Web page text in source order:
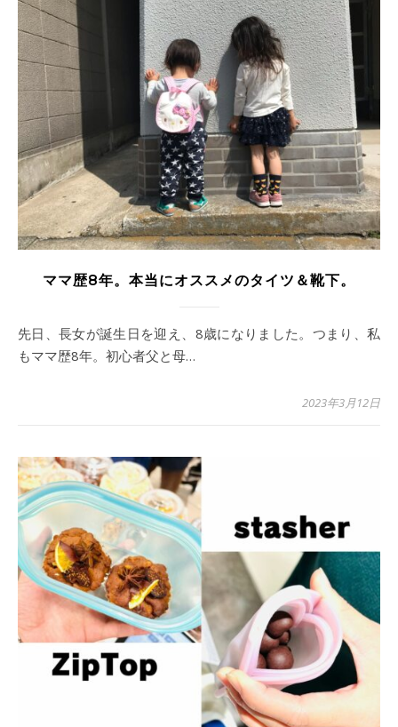
ママ歴8年。本当にオススメのタイツ＆靴下。
先日、長女が誕生日を迎え、8歳になりました。つまり、私
もママ歴8年。初心者父と母…
2023年3月12日